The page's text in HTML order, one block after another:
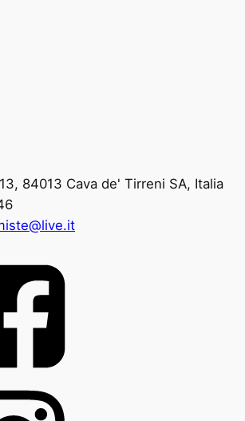
84013 Cava de' Tirreni SA, Italia